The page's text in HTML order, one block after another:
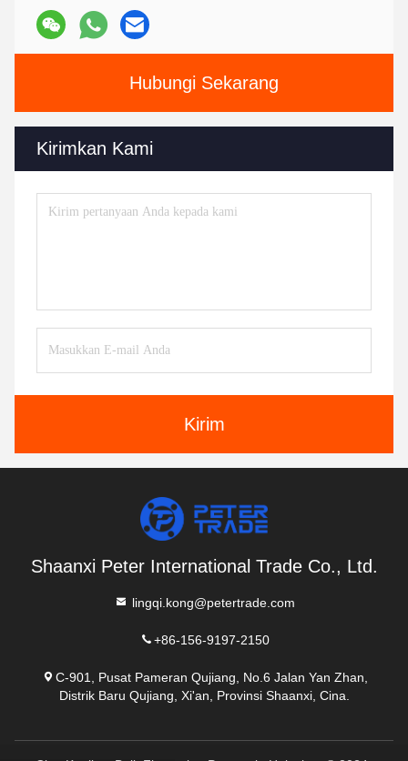
Hubungi Sekarang
Kirimkan Kami
Kirim
Shaanxi Peter International Trade Co., Ltd.
lingqi.kong@petertrade.com
+86-156-9197-2150
C-901, Pusat Pameran Qujiang, No.6 Jalan Yan Zhan,
Distrik Baru Qujiang, Xi'an, Provinsi Shaanxi, Cina.